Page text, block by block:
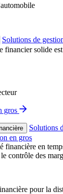
Solutions de
solide est
gros
Solutions
en gros
financière en
contrôle des
pour la